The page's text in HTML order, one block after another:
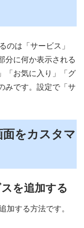
のは「サービス」
分に何か表示される
「お気に入り」「グ
みです。設定で「サ
をカスタマ
を追加する
加する方法です。